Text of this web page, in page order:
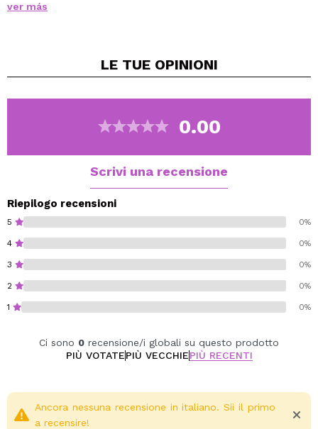
finitura irresistibile.
una lucentezza naturale e succosa che esalta il volume
ver más
LE TUE OPINIONI
0.00
Scrivi una recensione
Riepilogo recensioni
5 0%
4 0%
3 0%
2 0%
1 0%
Ci sono 0 recensione/i globali su questo prodotto
PIÙ VOTATEPIÙ VECCHIEPIÙ RECENTI
Ancora nessuna recensione in italiano. Sii il primo
a recensire!